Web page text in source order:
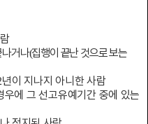
나거나(집행이 끝난 것으로 보는
년이 지나지 아니한 사람
에 그 선고유예기간 중에 있는